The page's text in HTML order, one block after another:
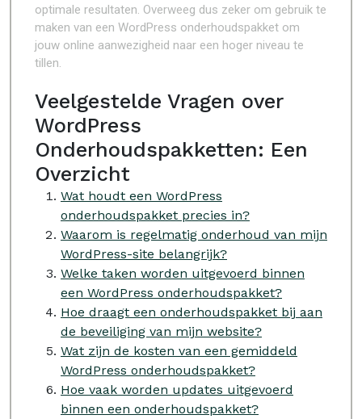
optimale resultaten. Overweeg dus zeker om gebruik te
maken van een WordPress onderhoudspakket om
jouw online aanwezigheid naar een hoger niveau te
tillen.
Veelgestelde Vragen over
WordPress
Onderhoudspakketten: Een
Overzicht
Wat houdt een WordPress
onderhoudspakket precies in?
Waarom is regelmatig onderhoud van mijn
WordPress-site belangrijk?
Welke taken worden uitgevoerd binnen
een WordPress onderhoudspakket?
Hoe draagt een onderhoudspakket bij aan
de beveiliging van mijn website?
Wat zijn de kosten van een gemiddeld
WordPress onderhoudspakket?
Hoe vaak worden updates uitgevoerd
binnen een onderhoudspakket?